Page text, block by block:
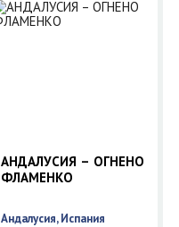
АНДАЛУСИЯ – ОГНЕНО
ФЛАМЕНКО
Андалусия, Испания